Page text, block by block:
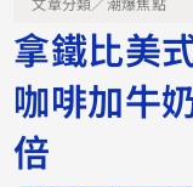
文章分類／潮爆焦點
拿鐵比美
咖啡加牛
倍